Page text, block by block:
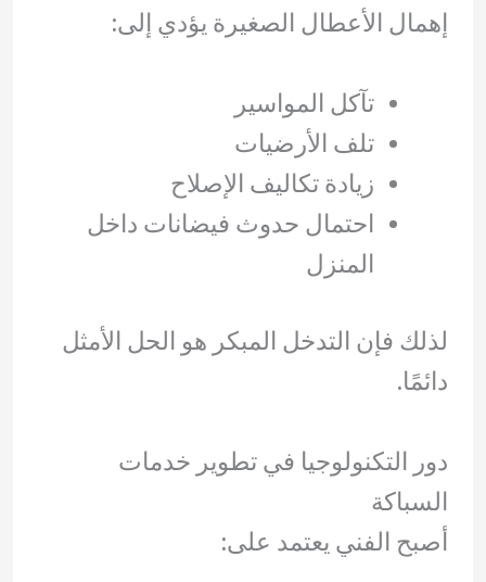
إهمال الأعطال الصغيرة يؤدي إلى:
تآكل المواسير
تلف الأرضيات
زيادة تكاليف الإصلاح
احتمال حدوث فيضانات داخل
المنزل
لذلك فإن التدخل المبكر هو الحل الأمثل
دائمًا.
دور التكنولوجيا في تطوير خدمات
السباكة
أصبح الفني يعتمد على: